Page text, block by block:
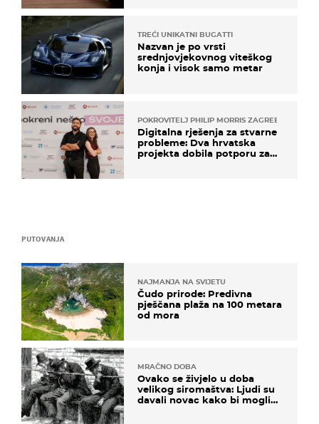
PUTOVANJA
NAJMANJA NA SVIJETU
Čudo prirode: Predivna
pješčana plaža na 100 metara
od mora
MRAČNO DOBA
Ovako se živjelo u doba
velikog siromaštva: Ljudi su
davali novac kako bi mogli
TREĆI UNIKATNI BUGATTI
Nazvan je po vrsti
srednjovjekovnog viteškog
konja i visok samo metar
POKROVITELJ PHILIP MORRIS ZAGREB
Digitalna rješenja za stvarne
probleme: Dva hrvatska
projekta dobila potporu za